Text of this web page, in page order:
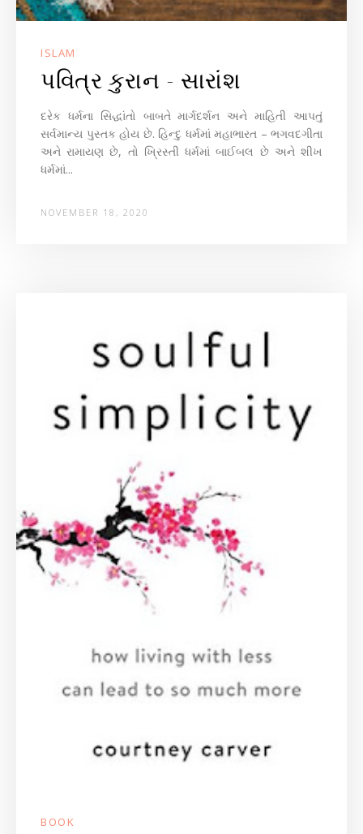
ISLAM
પવિત્ર કુરાન - સારાંશ
દરેક ધર્મના સિદ્ધાંતો બાબતે માર્ગદર્શન અને માહિતી આપતું
સર્વમાન્ય પુસ્તક હોય છે. હિન્દુ ધર્મમાં મહાભારત – ભગવદગીતા
અને રામાયણ છે, તો ખ્રિસ્તી ધર્મમાં બાઈબલ છે અને શીખ
ધર્મમાં...
NOVEMBER 18, 2020
BOOK